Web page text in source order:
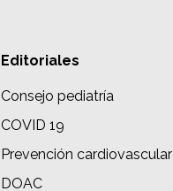
Editoriales
Consejo pediatría
COVID 19
Prevención cardiovascular
DOAC